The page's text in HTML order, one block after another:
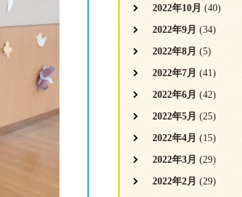
2022年10月 (40)
2022年9月 (34)
2022年8月 (5)
2022年7月 (41)
2022年6月 (42)
2022年5月 (25)
2022年4月 (15)
2022年3月 (29)
2022年2月 (29)